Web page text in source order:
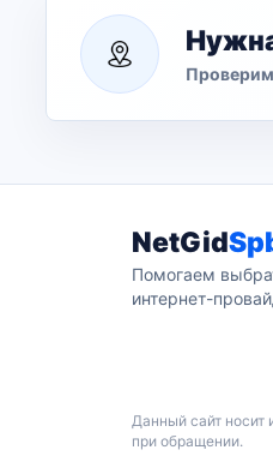
NetGid
Помогаем
интернет-
Данный сайт носит
при обращении.